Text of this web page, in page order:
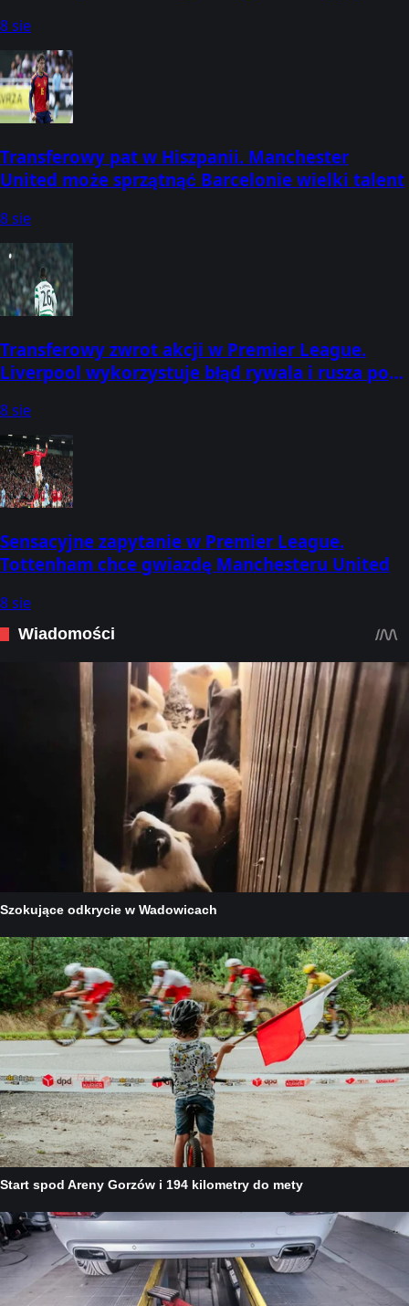
8 sie
Transferowy pat w Hiszpanii. Manchester
United może sprzątnąć Barcelonie wielki talent
8 sie
Transferowy zwrot akcji w Premier League.
Liverpool wykorzystuje błąd rywala i rusza po
8 sie
Sensacyjne zapytanie w Premier League.
Tottenham chce gwiazdę Manchesteru United
8 sie